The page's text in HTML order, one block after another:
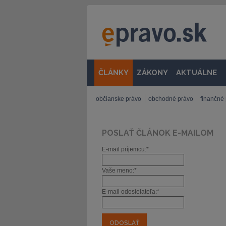
ČLÁNKY ZÁKONY AKTUÁLNE
občianske právo obchodné právo finančné
POSLAŤ ČLÁNOK E-MAILOM
E-mail príjemcu:*
Vaše meno:*
E-mail odosielateľa:*